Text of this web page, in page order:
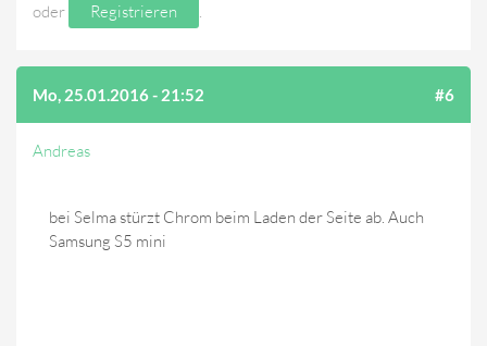
oder
Registrieren .
Mo, 25.01.2016 - 21:52 #6
Andreas
bei Selma stürzt Chrom beim Laden der Seite ab. Auch
Samsung S5 mini